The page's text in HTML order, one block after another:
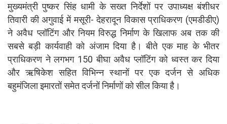
मुख्यमंत्री पुष्कर सिंह धामी के सख्त निर्देशों पर उपाध्यक्ष बंशीधर
तिवारी की अगुवाई में मसूरी- देहरादून विकास प्राधिकरण (एमडीडीए)
ने अवैध प्लॉटिंग और नियम विरुद्ध निर्माण के खिलाफ अब तक की
सबसे बड़ी कार्यवाही को अंजाम दिया है। बीते एक माह के भीतर
प्राधिकरण ने लगभग 150 बीघा अवैध प्लॉटिंग को ध्वस्त कर दिया
और ऋषिकेश सहित विभिन्न स्थानों पर एक दर्जन से अधिक
बहुमंजिला इमारतों समेत दर्जनों निर्माणों को सील किया है।